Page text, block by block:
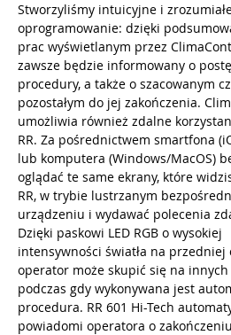
Stworzyliśmy intuicyjne i
oprogramowanie: dzięki
prac wyświetlanym przez
zawsze będzie informowany o
procedury, a także o szacowanym
pozostałym do jej zakończenia.
umożliwia również zdalne
RR. Za pośrednictwem smartfona
lub komputera (Windows/MacOS)
oglądać te same ekrany, które
RR, w trybie lustrzanym
urządzeniu i wydawać polecenia
Dzięki paskowi LED RGB o wysokiej
intensywności światła na przedniej
operator może skupić się na
podczas gdy wykonywana jest
procedura. RR 601 Hi-Tech
powiadomi operatora o